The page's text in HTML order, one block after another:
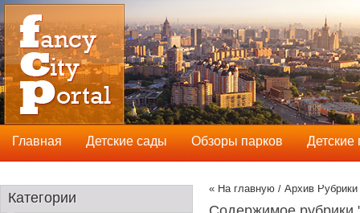
« На главную / Архив
Категории
Главная Детские сады Обзоры парков Детские